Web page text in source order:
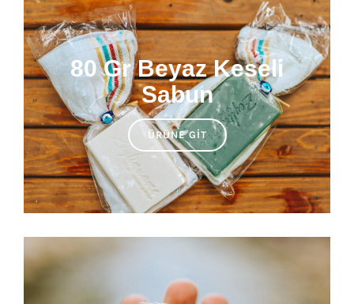
80 Gr Beyaz Keseli
Sabun
ÜRÜNE GIT